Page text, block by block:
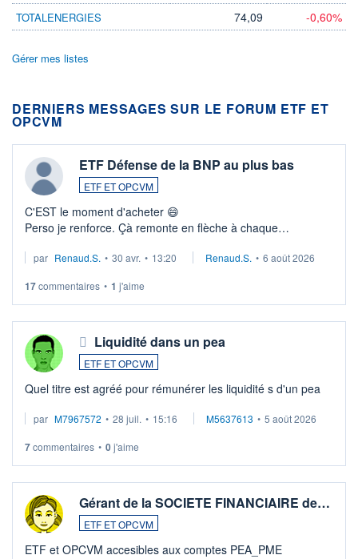
TOTALENERGIES 74,09 -0,60%
Gérer mes listes
DERNIERS MESSAGES SUR LE FORUM ETF ET
OPCVM
ETF Défense de la BNP au plus bas
ETF ET OPCVM
C'EST le moment d'acheter 😄​
Perso je renforce. Çà remonte en flèche à chaque
Investissement long terme tip top pour sa retraite.
par Renaud.S. • 30 avr. • 13:20 Renaud.S. • 6 août 2026
17commentaires • 1 j'aime
Liquidité dans un pea
ETF ET OPCVM
Quel titre est agréé pour rémunérer les liquidité s d'un pea
par M7967572 • 28 juil. • 15:16 M5637613 • 5 août 2026
7commentaires • 0j'aime
Gérant de la SOCIETE FINANCIAIRE de…
ETF ET OPCVM
ETF et OPCVM accesibles aux comptes PEA_PME